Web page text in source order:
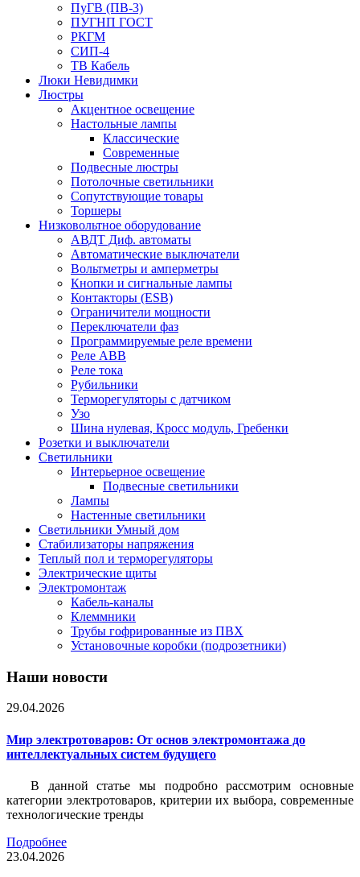
ПуГВ (ПВ-3)
ПУГНП ГОСТ
РКГМ
СИП-4
ТВ Кабель
Люки Невидимки
Люстры
Акцентное освещение
Настольные лампы
Классические
Современные
Подвесные люстры
Потолочные светильники
Сопутствующие товары
Торшеры
Низковольтное оборудование
АВДT Диф. автоматы
Автоматические выключатели
Вольтметры и амперметры
Кнопки и сигнальные лампы
Контакторы (ESB)
Ограничители мощности
Переключатели фаз
Программируемые реле времени
Реле ABB
Реле тока
Рубильники
Терморегуляторы с датчиком
Узо
Шина нулевая, Кросс модуль, Гребенки
Розетки и выключатели
Светильники
Интерьерное освещение
Подвесные светильники
Лампы
Настенные светильники
Светильники Умный дом
Стабилизаторы напряжения
Теплый пол и терморегуляторы
Электрические щиты
Электромонтаж
Кабель-каналы
Клеммники
Трубы гофрированные из ПВХ
Установочные коробки (подрозетники)
Наши новости
29.04.2026
Мир электротоваров: От основ электромонтажа до
интеллектуальных систем будущего
В данной статье мы подробно рассмотрим основные
категории электротоваров, критерии их выбора, современные
технологические тренды
Подробнее
23.04.2026